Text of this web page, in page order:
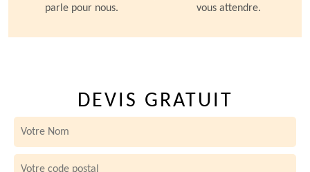
parle pour nous.
vous attendre.
DEVIS GRATUIT